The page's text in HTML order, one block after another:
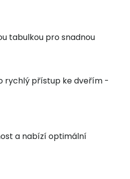
tabulkou pro snadnou
rychlý přístup ke dveřím -
a nabízí optimální